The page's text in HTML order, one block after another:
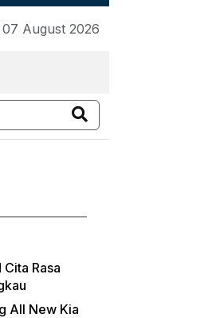
07 August 2026
Rasa
All New Kia